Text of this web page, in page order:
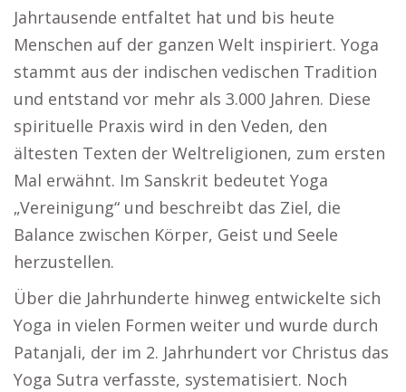
Jahrtausende entfaltet hat und bis heute
Menschen auf der ganzen Welt inspiriert. Yoga
stammt aus der indischen vedischen Tradition
und entstand vor mehr als 3.000 Jahren. Diese
spirituelle Praxis wird in den Veden, den
ältesten Texten der Weltreligionen, zum ersten
Mal erwähnt. Im Sanskrit bedeutet Yoga
„Vereinigung“ und beschreibt das Ziel, die
Balance zwischen Körper, Geist und Seele
herzustellen.
Über die Jahrhunderte hinweg entwickelte sich
Yoga in vielen Formen weiter und wurde durch
Patanjali, der im 2. Jahrhundert vor Christus das
Yoga Sutra verfasste, systematisiert. Noch